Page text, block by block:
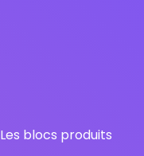
Les blocs produits